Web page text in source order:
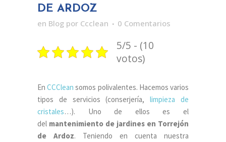
DE ARDOZ
en Blog por Ccclean 0 Comentarios
5/5 - (10
votos)
EnCCClean somos polivalentes. Hacemos varios
tipos de servicios (conserjería,limpieza de
cristales…). Uno de ellos es el
del mantenimiento de jardines en Torrejón
de Ardoz. Teniendo en cuenta nuestra